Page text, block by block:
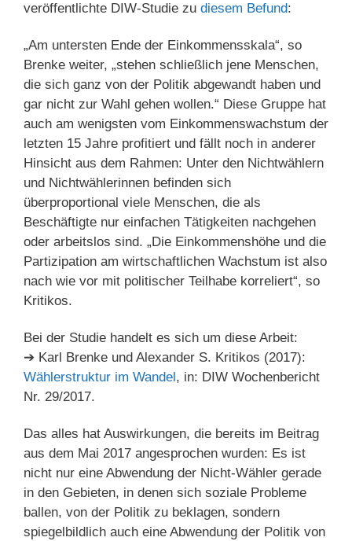
veröffentlichte DIW-Studie zu diesem Befund:
„Am untersten Ende der Einkommensskala“, so
Brenke weiter, „stehen schließlich jene Menschen,
die sich ganz von der Politik abgewandt haben und
gar nicht zur Wahl gehen wollen.“ Diese Gruppe hat
auch am wenigsten vom Einkommenswachstum der
letzten 15 Jahre profitiert und fällt noch in anderer
Hinsicht aus dem Rahmen: Unter den Nichtwählern
und Nichtwählerinnen befinden sich
überproportional viele Menschen, die als
Beschäftigte nur einfachen Tätigkeiten nachgehen
oder arbeitslos sind. „Die Einkommenshöhe und die
Partizipation am wirtschaftlichen Wachstum ist also
nach wie vor mit politischer Teilhabe korreliert“, so
Kritikos.
Bei der Studie handelt es sich um diese Arbeit:
➔ Karl Brenke und Alexander S. Kritikos (2017):
Wählerstruktur im Wandel , in: DIW Wochenbericht
Nr. 29/2017.
Das alles hat Auswirkungen, die bereits im Beitrag
aus dem Mai 2017 angesprochen wurden: Es ist
nicht nur eine Abwendung der Nicht-Wähler gerade
in den Gebieten, in denen sich soziale Probleme
ballen, von der Politik zu beklagen, sondern
spiegelbildlich auch eine Abwendung der Politik von